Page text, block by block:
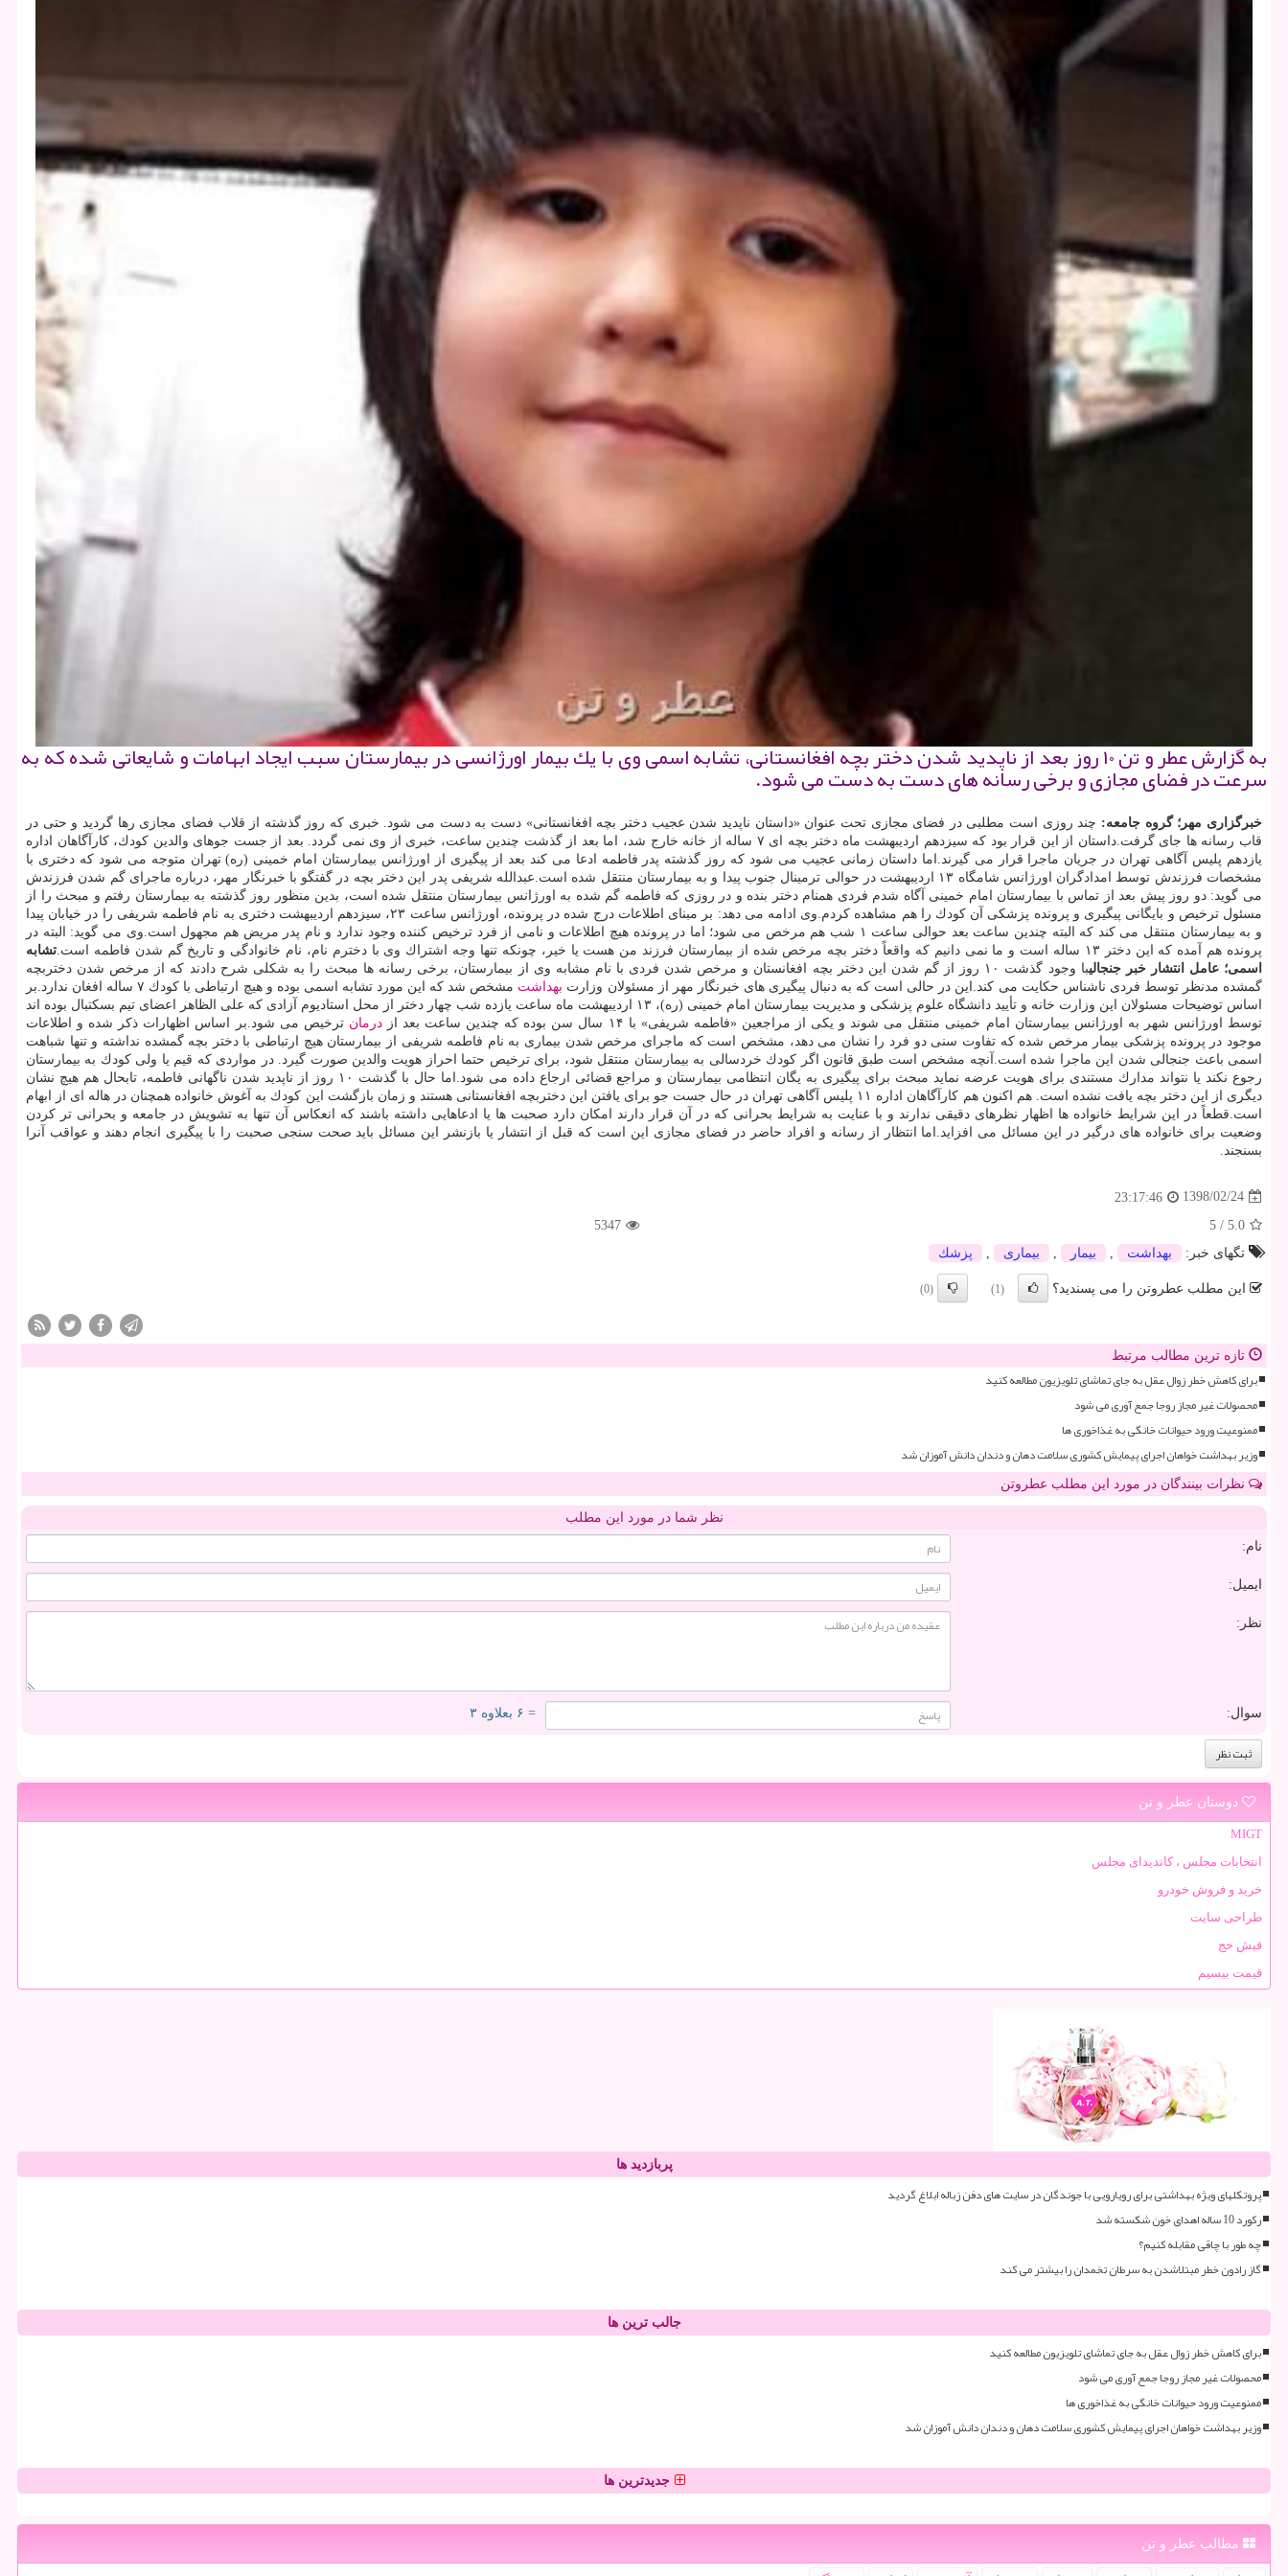
به گزارش عطر و تن ۱۰ روز بعد از ناپدید شدن دختر بچه افغانستانی، تشابه اسمی وی با یك بیمار اورژانسی در بیمارستان سبب ایجاد ابهامات و شایعاتی شده كه به
سرعت در فضای مجازی و برخی رسانه های دست به دست می شود.
خبرگزاری مهر؛ گروه جامعه: چند روزی است مطلبی در فضای مجازی تحت عنوان «داستان ناپدید شدن عجیب دختر بچه افغانستانی» دست به دست می شود. خبری كه روز گذشته از قلاب فضای مجازی رها گردید و حتی در
قاب رسانه ها جای گرفت.داستان از این قرار بود كه سیزدهم اردیبهشت ماه دختر بچه ای ۷ ساله از خانه خارج شد، اما بعد از گذشت چندین ساعت، خبری از وی نمی گردد. بعد از جست جوهای والدین كودك، كارآگاهان اداره
یازدهم پلیس آگاهی تهران در جریان ماجرا قرار می گیرند.اما داستان زمانی عجیب می شود كه روز گذشته پدر فاطمه ادعا می كند بعد از پیگیری از اورژانس بیمارستان امام خمینی (ره) تهران متوجه می شود كه دختری با
مشخصات فرزندش توسط امدادگران اورژانس شامگاه ۱۳ اردیبهشت در حوالی ترمینال جنوب پیدا و به بیمارستان منتقل شده است.عبدالله شریفی پدر این دختر بچه در گفتگو با خبرنگار مهر، درباره ماجرای گم شدن فرزندش
می گوید: دو روز پیش بعد از تماس با بیمارستان امام خمینی آگاه شدم فردی همنام دختر بنده و در روزی كه فاطمه گم شده به اورژانس بیمارستان منتقل شده است، بدین منظور روز گذشته به بیمارستان رفتم و مبحث را از
مسئول ترخیص و بایگانی پیگیری و پرونده پزشكی آن كودك را هم مشاهده كردم.وی ادامه می دهد: بر مبنای اطلاعات درج شده در پرونده، اورژانس ساعت ۲۳، سیزدهم اردیبهشت دختری به نام فاطمه شریفی را در خیابان پیدا
و به بیمارستان منتقل می كند كه البته چندین ساعت بعد حوالی ساعت ۱ شب هم مرخص می شود؛ اما در پرونده هیچ اطلاعات و نامی از فرد ترخیص كننده وجود ندارد و نام پدر مریض هم مجهول است.وی می گوید: البته در
پرونده هم آمده كه این دختر ۱۳ ساله است و ما نمی دانیم كه واقعاً دختر بچه مرخص شده از بیمارستان فرزند من هست یا خیر، چونكه تنها وجه اشتراك وی با دخترم نام، نام خانوادگی و تاریخ گم شدن فاطمه است.
تشابه
اسمی؛ عامل انتشار خبر جنجالی
با وجود گذشت ۱۰ روز از گم شدن این دختر بچه افغانستان و مرخص شدن فردی با نام مشابه وی از بیمارستان، برخی رسانه ها مبحث را به شكلی شرح دادند كه از مرخص شدن دختربچه
گمشده مدنظر توسط فردی ناشناس حكایت می كند.این در حالی است كه به دنبال پیگیری های خبرنگار مهر از مسئولان وزارت بهداشت
مشخص شد كه این مورد تشابه اسمی بوده و هیچ ارتباطی با كودك ۷ ساله افغان ندارد.بر
اساس توضیحات مسئولان این وزارت خانه و تأیید دانشگاه علوم پزشكی و مدیریت بیمارستان امام خمینی (ره)، ۱۳ اردیبهشت ماه ساعت یازده شب چهار دختر از محل استادیوم آزادی كه علی الظاهر اعضای تیم بسكتبال بوده اند
توسط اورژانس شهر به اورژانس بیمارستان امام خمینی منتقل می شوند و یكی از مراجعین «فاطمه شریفی» با ۱۴ سال سن بوده كه چندین ساعت بعد از
درمان ترخیص می شود.بر اساس اظهارات ذكر شده و اطلاعات
موجود در پرونده پزشكی بیمار مرخص شده كه تفاوت سنی دو فرد را نشان می دهد، مشخص است كه ماجرای مرخص شدن بیماری به نام فاطمه شریفی از بیمارستان هیچ ارتباطی با دختر بچه گمشده نداشته و تنها شباهت
اسمی باعث جنجالی شدن این ماجرا شده است.آنچه مشخص است طبق قانون اگر كودك خردسالی به بیمارستان منتقل شود، برای ترخیص حتما احراز هویت والدین صورت گیرد. در مواردی كه قیم یا ولی كودك به بیمارستان
رجوع نكند یا نتواند مدارك مستندی برای هویت عرضه نماید مبحث برای پیگیری به یگان انتظامی بیمارستان و مراجع قضائی ارجاع داده می شود.اما حال با گذشت ۱۰ روز از ناپدید شدن ناگهانی فاطمه، تابحال هم هیچ نشان
دیگری از این دختر بچه یافت نشده است. هم اكنون هم كارآگاهان اداره ۱۱ پلیس آگاهی تهران در حال جست جو برای یافتن این دختربچه افغانستانی هستند و زمان بازگشت این كودك به آغوش خانواده همچنان در هاله ای از ابهام
است.قطعاً در این شرایط خانواده ها اظهار نظرهای دقیقی ندارند و با عنایت به شرایط بحرانی كه در آن قرار دارند امكان دارد صحبت ها یا ادعاهایی داشته باشند كه انعكاس آن تنها به تشویش در جامعه و بحرانی تر كردن
وضعیت برای خانواده های درگیر در این مسائل می افزاید.اما انتظار از رسانه و افراد حاضر در فضای مجازی این است كه قبل از انتشار یا بازنشر این مسائل باید صحت سنجی صحبت را با پیگیری انجام دهند و عواقب آنرا
بسنجند.
1398/02/24
23:17:46
5.0
/
5
5347
تگهای خبر:
بهداشت , بیمار , بیماری , پزشك
این مطلب عطروتن را می پسندید؟ (1)
(0)
تازه ترین مطالب مرتبط
برای کاهش خطر زوال عقل به جای تماشای تلویزیون مطالعه کنید
محصولات غیر مجاز روجا جمع آوری می شود
ممنوعیت ورود حیوانات خانگی به غذاخوری ها
وزیر بهداشت خواهان اجرای پیمایش کشوری سلامت دهان و دندان دانش آموزان شد
نظرات بینندگان در مورد این مطلب عطروتن
نظر شما در مورد این مطلب
نام:
ایمیل:
نظر:
سوال: = ۶ بعلاوه ۳
دوستان عطر و تن
MIGT
انتخابات مجلس ، کاندیدای مجلس
خرید و فروش خودرو
طراحی سایت
فیش حج
قیمت بیسیم
پربازدید ها
پروتکلهای ویژه بهداشتی برای رویارویی با جوندگان در سایت های دفن زباله ابلاغ گردید
رکورد 10 ساله اهدای خون شکسته شد
چه طور با چاقی مقابله کنیم؟
گاز رادون خطر مبتلاشدن به سرطان تخمدان را بیشتر می کند
جالب ترین ها
برای کاهش خطر زوال عقل به جای تماشای تلویزیون مطالعه کنید
محصولات غیر مجاز روجا جمع آوری می شود
ممنوعیت ورود حیوانات خانگی به غذاخوری ها
وزیر بهداشت خواهان اجرای پیمایش کشوری سلامت دهان و دندان دانش آموزان شد
جدیدترین ها
مطالب عطر و تن